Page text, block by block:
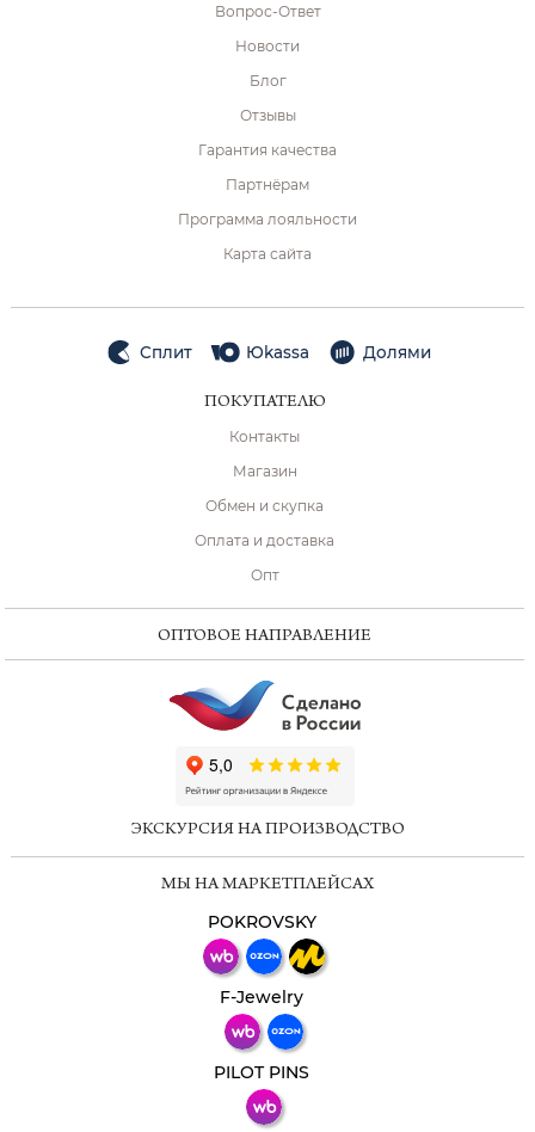
Вопрос-Ответ
Новости
Блог
Отзывы
Гарантия качества
Партнёрам
Программа лояльности
Карта сайта
Сплит Юkassa Долями
ПОКУПАТЕЛЮ
Контакты
Магазин
Обмен и скупка
Оплата и доставка
Опт
ОПТОВОЕ НАПРАВЛЕНИЕ
ЭКСКУРСИЯ НА ПРОИЗВОДСТВО
МЫ НА МАРКЕТПЛЕЙСАХ
POKROVSKY
F-Jewelry
PILOT PINS